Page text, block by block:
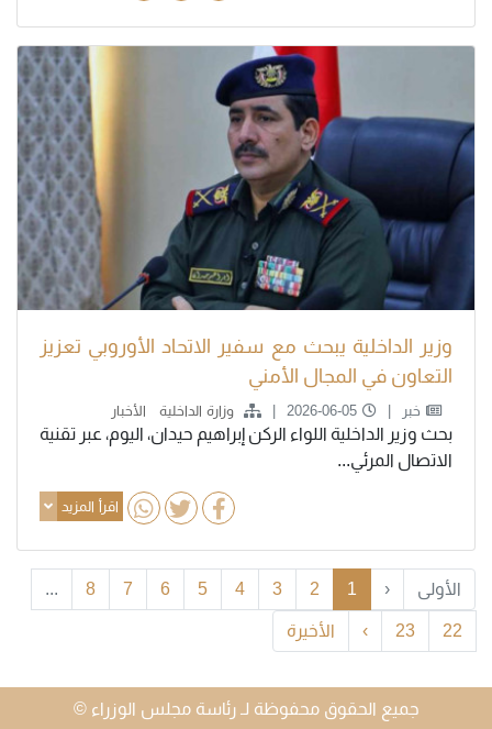
وزير الداخلية يبحث مع سفير الاتحاد الأوروبي تعزيز
التعاون في المجال الأمني
خبر 2026-06-05 وزارة الداخلية الأخبار
بحث وزير الداخلية اللواء الركن إبراهيم حيدان، اليوم، عبر تقنية
الاتصال المرئي...
اقرأ المزيد
الأولى ‹
1
2
3
4
5
6
7
8
...
22
23
› الأخيرة
جميع الحقوق محفوظة لـ رئاسة مجلس الوزراء ©